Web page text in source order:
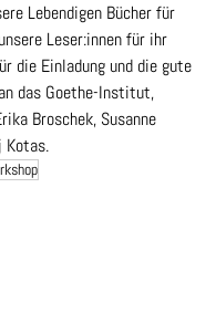
Lebendigen Bücher für
Leser:innen für ihr
die Einladung und die gute
das Goethe-Institut,
Broschek, Susanne
Kotas.